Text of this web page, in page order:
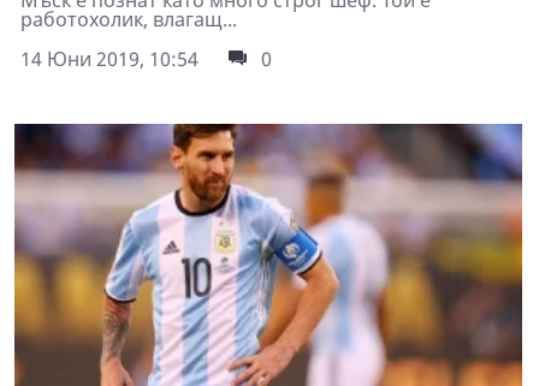
работохолик, влагащ...
14 Юни 2019, 10:54
0